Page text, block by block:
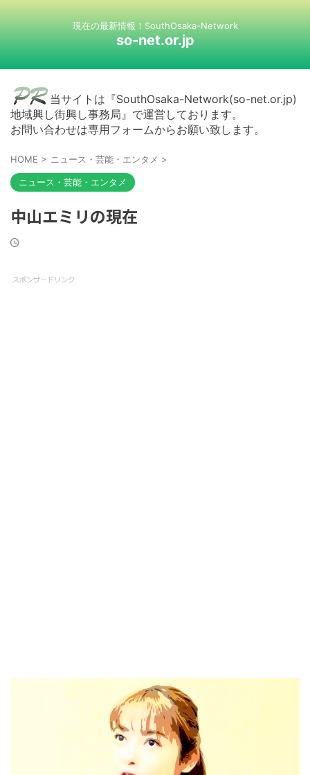
現在の最新情報！SouthOsaka-Network
so-net.or.jp
当サイトは『SouthOsaka-Network(so-net.or.jp)
地域興し街興し事務局』で運営しております。
お問い合わせは専用フォームからお願い致します。
HOME > ニュース・芸能・エンタメ >
ニュース・芸能・エンタメ
中山エミリの現在